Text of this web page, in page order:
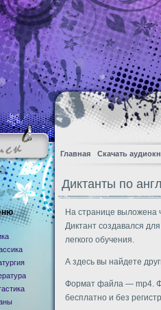
Главная Скачать
Диктанты по
На странице выложена
Диктант создавался
легкого обучения.
А здесь вы найдете
Формат файла — mp4.
бесплатно и без